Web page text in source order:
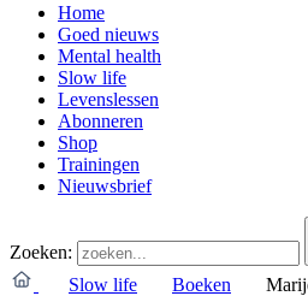
Home
Goed nieuws
Mental health
Slow life
Levenslessen
Abonneren
Shop
Trainingen
Nieuwsbrief
Zoeken:
Slow life
Boeken